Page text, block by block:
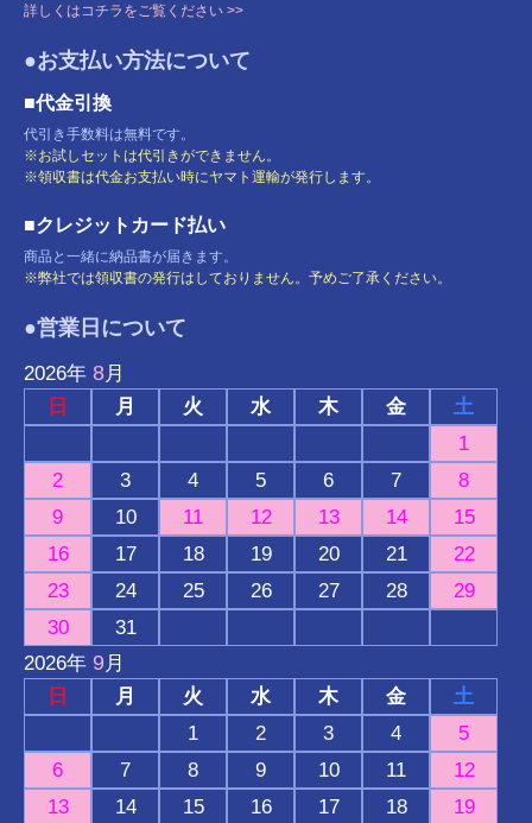
詳しくはコチラをご覧ください >>
●お支払い方法について
■代金引換
代引き手数料は無料です。
※お試しセットは代引きができません。
※領収書は代金お支払い時にヤマト運輸が発行します。
■クレジットカード払い
商品と一緒に納品書が届きます。
※弊社では領収書の発行はしておりません。予めご了承ください。
●営業日について
2026年 8月
日
月 火 水 木 金
土
1
2
3 4 5 6 7
8
9
10 11 12 13 14
15
16
17 18 19 20 21
22
23
24 25 26 27 28
29
30
31
2026年 9月
日
月 火 水 木 金
土
1
2 3 4
5
6
7 8 9 10 11
12
13
14 15 16 17 18 19